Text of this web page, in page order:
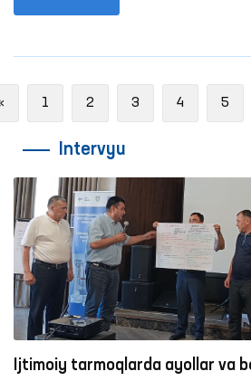
Previous
1 2 3 4 5
Intervyu
Ijtimoiy tarmoqlarda ayollar va